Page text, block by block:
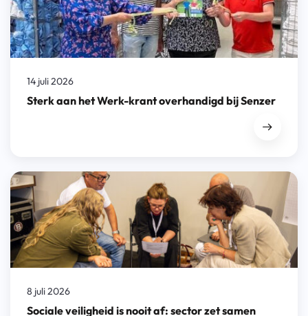
Sterk aan het Werk-krant overhandigd bij Senzer
14 juli 2026
Sociale veiligheid is nooit af: sector zet samen
8 juli 2026